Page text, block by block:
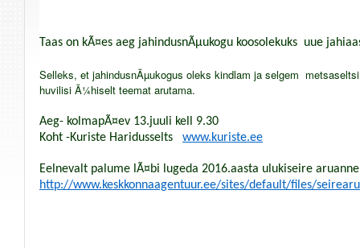
Taas on kÃ¤es aeg jahindusnÃµukogu koosolekuks uue
Selleks, et jahindusnÃµukogus oleks kindlam ja selgem
huvilisi Ã¼hiselt teemat arutama.
Aeg- kolmapÃ¤ev 13.juuli kell 9.30
Koht -Kuriste Haridusselts
www.kuriste.ee
Eelnevalt palume lÃ¤bi lugeda 2016.aasta ulukiseire aruanne
http://www.keskkonnaagentuur.ee/sites/default/files/